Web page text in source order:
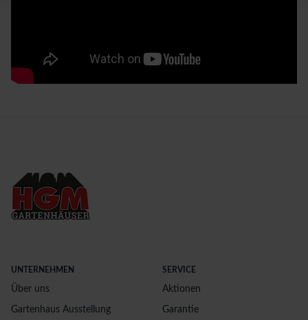
UNTERNEHMEN
Über uns
Gartenhaus Ausstellung
SERVICE
Aktionen
Garantie